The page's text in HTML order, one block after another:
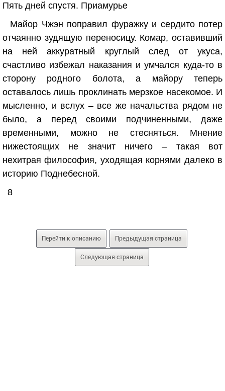
Пять дней спустя. Приамурье
Майор Чжэн поправил фуражку и сердито потер
отчаянно зудящую переносицу. Комар, оставивший
на ней аккуратный круглый след от укуса,
счастливо избежал наказания и умчался куда-то в
сторону родного болота, а майору теперь
оставалось лишь проклинать мерзкое насекомое. И
мысленно, и вслух – все же начальства рядом не
было, а перед своими подчиненными, даже
временными, можно не стесняться. Мнение
нижестоящих не значит ничего – такая вот
нехитрая философия, уходящая корнями далеко в
историю Поднебесной.
8
Перейти к описанию Предыдущая страница
Следующая страница